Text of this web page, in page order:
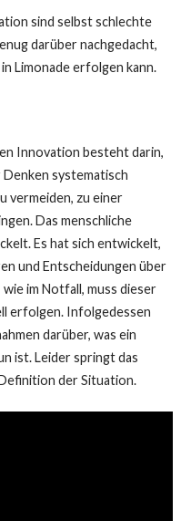
sind selbst schlechte
darüber nachgedacht,
Limonade erfolgen kann.
Innovation besteht darin,
systematisch
vermeiden, zu einer
Das menschliche
Es hat sich entwickelt,
und Entscheidungen über
im Notfall, muss dieser
erfolgen. Infolgedessen
darüber, was ein
ist. Leider springt das
der Situation.